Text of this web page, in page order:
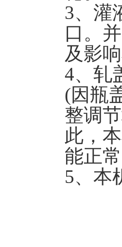
3、灌
口。
及影
4、轧
(因瓶
整调
此，
能正
5、本